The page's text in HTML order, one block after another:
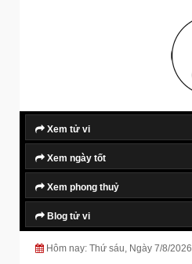
Xem tử vi
Xem ngày tốt
Xem phong thuỷ
Blog tử vi
Hôm nay: Thứ sáu, Ngày 7/8/2026